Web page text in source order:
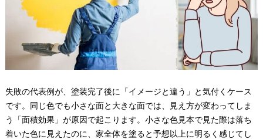
失敗の代表例が、塗装完了後に「イメージと違う」と気付くケース
です。同じ色でも小さな面と大きな面では、見え方が変わってしま
う「面積効果」が原因で起こります。小さな色見本で見た際は落ち
着いた色に見えたのに、家全体を塗ると予想以上に明るく感じてし